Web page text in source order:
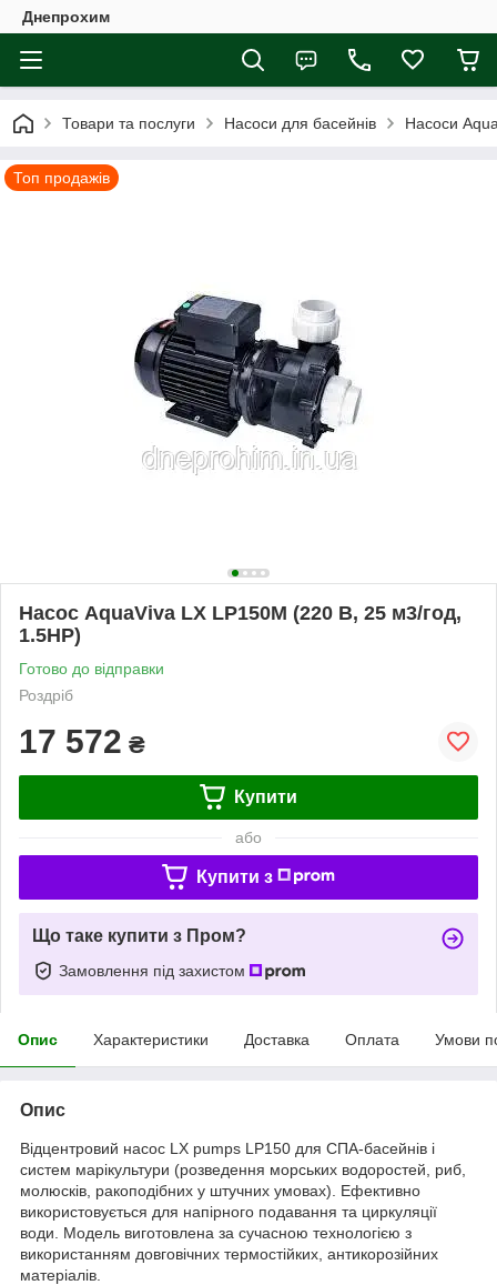
Днепрохим
Товари та послуги Насоси для басейнів Насоси
Топ продажів
Насос AquaViva LX LP150M (220 В, 25 м3/год,
1.5НР)
Готово до відправки
Роздріб
17 572 ₴
Купити
або
Купити з
Що таке купити з Пром?
Замовлення під захистом
Опис Характеристики Доставка Оплата Умови
Опис
Відцентровий насос LX pumps LP150 для СПА-басейнів і
систем марікультури (розведення морських водоростей, риб,
молюсків, ракоподібних у штучних умовах). Ефективно
використовується для напірного подавання та циркуляції
води. Модель виготовлена за сучасною технологією з
використанням довговічних термостійких, антикорозійних
матеріалів.